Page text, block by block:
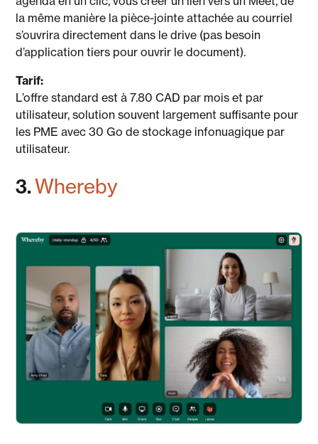
la même manière la pièce-jointe attachée au courriel
s’ouvrira directement dans le drive (pas besoin
d’application tiers pour ouvrir le document).
Tarif:
L’offre standard est à 7.80 CAD par mois et par
utilisateur, solution souvent largement suffisante pour
les PME avec 30 Go de stockage infonuagique par
utilisateur.
3.Whereby